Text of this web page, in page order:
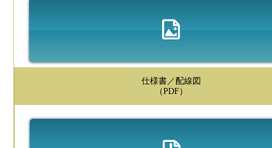
仕様書／配線図
（PDF）